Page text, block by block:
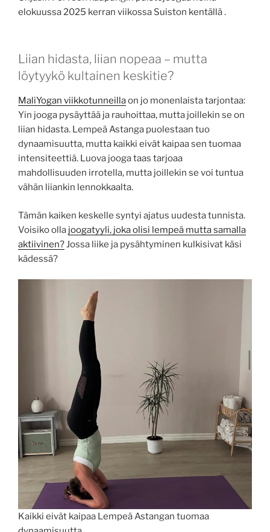
elokuussa 2025 kerran viikossa Suiston kentällä .
Liian hidasta, liian nopeaa – mutta
löytyykö kultainen keskitie?
MaliYogan viikkotunneillaon jo monenlaista tarjontaa:
Yin jooga pysäyttää ja rauhoittaa, mutta joillekin se on
liian hidasta. Lempeä Astanga puolestaan tuo
dynaamisuutta, mutta kaikki eivät kaipaa sen tuomaa
intensiteettiä. Luova jooga taas tarjoaa
mahdollisuuden irrotella, mutta joillekin se voi tuntua
vähän liiankin lennokkaalta.
Tämän kaiken keskelle syntyi ajatus uudesta tunnista.
Voisiko olla joogatyyli, joka olisi lempeä mutta samalla
aktiivinen? Jossa liike ja pysähtyminen kulkisivat käsi
kädessä?
Kaikki eivät kaipaa Lempeä Astangan tuomaa